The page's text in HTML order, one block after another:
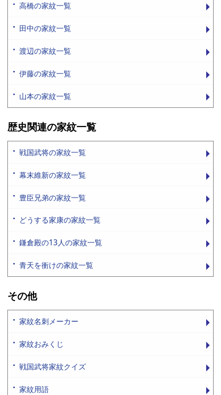
高橋の家紋一覧
田中の家紋一覧
渡辺の家紋一覧
伊藤の家紋一覧
山本の家紋一覧
歴史関連の家紋一覧
戦国武将の家紋一覧
幕末維新の家紋一覧
豊臣兄弟の家紋一覧
どうする家康の家紋一覧
鎌倉殿の13人の家紋一覧
青天を衝けの家紋一覧
その他
家紋名刺メーカー
家紋おみくじ
戦国武将家紋クイズ
家紋用語